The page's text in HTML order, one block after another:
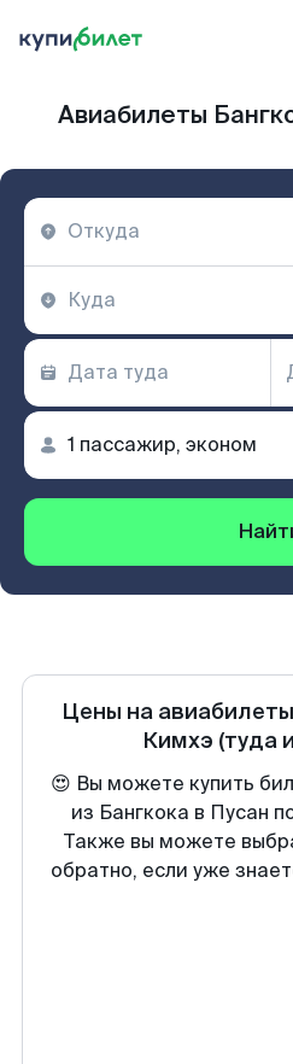
Авиабилеты
Цены на авиабилеты
Кимхэ (туда
😍 Вы можете купить
из Бангкока в Пусан
Также вы можете
обратно, если уже